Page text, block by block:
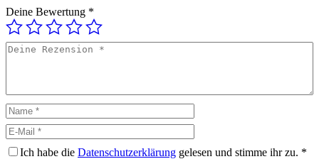
Deine Bewertung *
Deine
Name
E-
Mail
Ich habe die Datenschutzerklärung gelesen und stimme ihr zu. *